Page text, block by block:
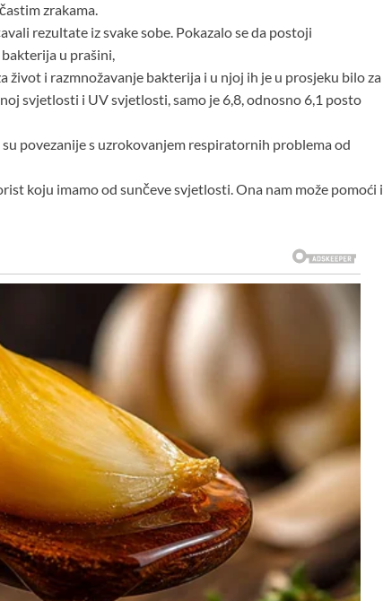
zrakama.
rezultate iz svake sobe. Pokazalo se da postoji
u prašini,
i razmnožavanje bakterija i u njoj ih je u prosjeku bilo za
svjetlosti i UV svjetlosti, samo je 6,8, odnosno 6,1 posto
povezanije s uzrokovanjem respiratornih problema od
koju imamo od sunčeve svjetlosti. Ona nam može pomoći i